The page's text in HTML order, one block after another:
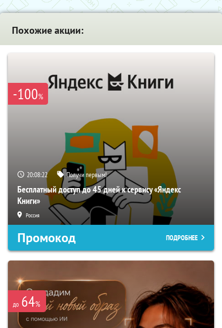
Похожие акции:
-100%
20:08:21 Получи первым!
Бесплатный доступ до 45 дней к сервису «Яндекс
Книги»
Россия
Промокод ПОДРОБНЕЕ
до 64%